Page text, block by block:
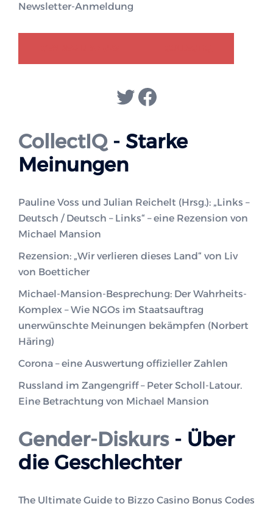
Newsletter-Anmeldung
Twitter
Facebook
CollectIQ- Starke
Meinungen
Pauline Voss und Julian Reichelt (Hrsg.): „Links –
Deutsch / Deutsch – Links“ – eine Rezension von
Michael Mansion
Rezension: „Wir verlieren dieses Land“ von Liv
von Boetticher
Michael-Mansion-Besprechung: Der Wahrheits-
Komplex – Wie NGOs im Staatsauftrag
unerwünschte Meinungen bekämpfen (Norbert
Häring)
Corona – eine Auswertung offizieller Zahlen
Russland im Zangengriff – Peter Scholl-Latour.
Eine Betrachtung von Michael Mansion
Gender-Diskurs- Über
die Geschlechter
The Ultimate Guide to Bizzo Casino Bonus Codes